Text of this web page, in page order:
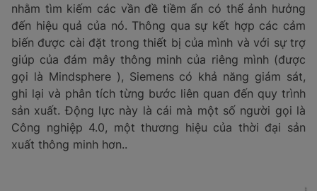
từ các nút thắt cổ chai đến các dây chuyên sản xuất
không có lợi.
Bằng cách kết hợp các công cụ machine learning với
Internet vạn vật, các công ty đang xem xét sâu hơn về
hậu cần, hàng tồn kho, tài sản và quản lý chuỗi cũng
ứng của họ. Điều này mang lại những hiểu biết có giá
trị cao, phát hiện ra những cơ hội tiềm năng không chỉ
trong quá trình sản xuất mà cả trong việc đóng gói và
phân phối.